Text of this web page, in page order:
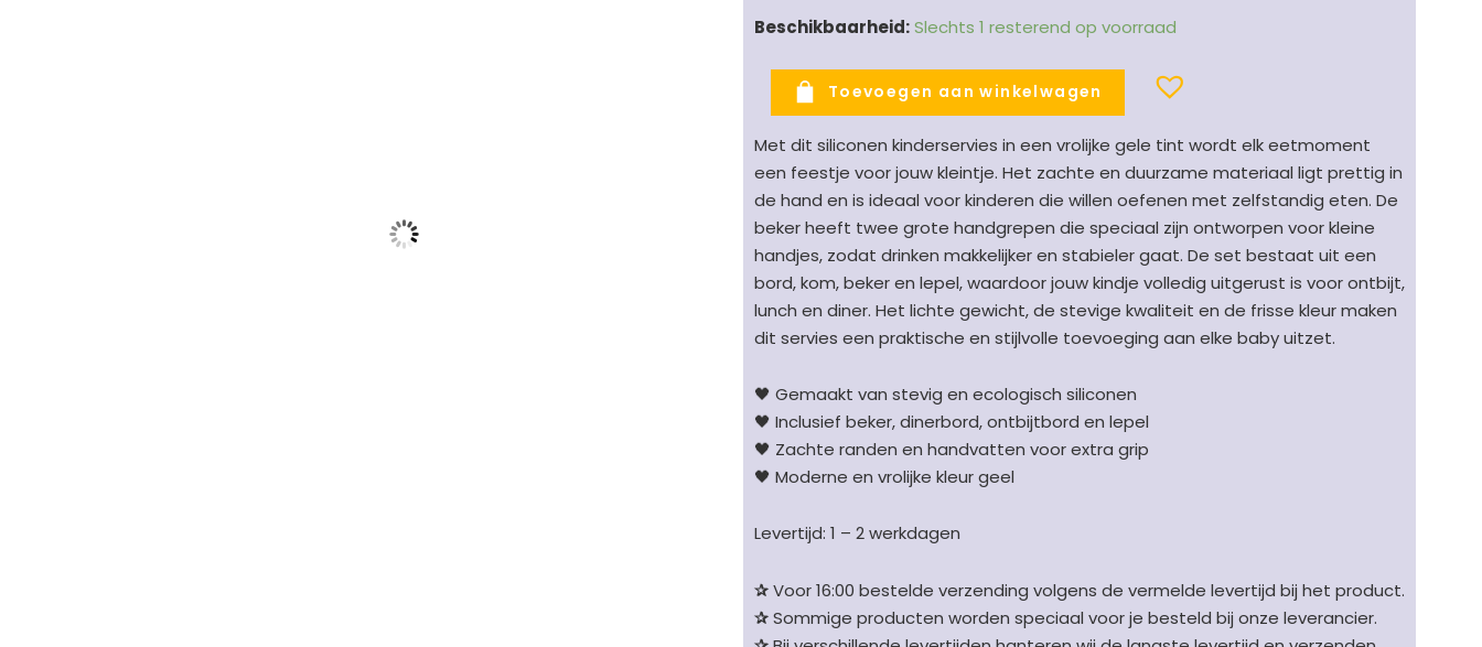
Beschikbaarheid:Slechts 1 resterend op voorraad
Interbaby
servies
Ochre
4-
delig
okergeel
bord,
ontbijtbord,
beker
&
aantal
Toevoegen aan winkelwagen
Met dit siliconen kinderservies in een vrolijke gele tint wordt elk eetmoment
een feestje voor jouw kleintje. Het zachte en duurzame materiaal ligt prettig in
de hand en is ideaal voor kinderen die willen oefenen met zelfstandig eten. De
beker heeft twee grote handgrepen die speciaal zijn ontworpen voor kleine
handjes, zodat drinken makkelijker en stabieler gaat. De set bestaat uit een
bord, kom, beker en lepel, waardoor jouw kindje volledig uitgerust is voor ontbijt,
lunch en diner. Het lichte gewicht, de stevige kwaliteit en de frisse kleur maken
dit servies een praktische en stijlvolle toevoeging aan elke baby uitzet.
🖤 Gemaakt van stevig en ecologisch siliconen
🖤 Inclusief beker, dinerbord, ontbijtbord en lepel
🖤 Zachte randen en handvatten voor extra grip
🖤 Moderne en vrolijke kleur geel
Levertijd: 1 – 2 werkdagen
✰Voor 16:00 bestelde verzending volgens de vermelde levertijd bij het product.
✰Sommige producten worden speciaal voor je besteld bij onze leverancier.